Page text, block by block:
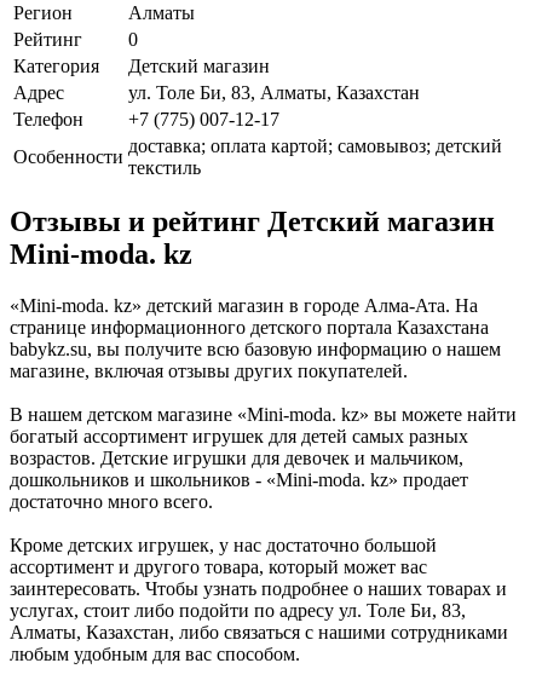
Регион
Алматы
Рейтинг
0
Категория
Детский магазин
Адрес
ул. Толе Би, 83, Алматы, Казахстан
Телефон
+7 (775) 007-12-17
Особенности
доставка; оплата картой; самовывоз; детский
текстиль
Отзывы и рейтинг Детский магазин
Mini-moda. kz
«Mini-moda. kz» детский магазин в городе Алма-Ата. На
странице информационного детского портала Казахстана
babykz.su, вы получите всю базовую информацию о нашем
магазине, включая отзывы других покупателей.
В нашем детском магазине «Mini-moda. kz» вы можете найти
богатый ассортимент игрушек для детей самых разных
возрастов. Детские игрушки для девочек и мальчиком,
дошкольников и школьников - «Mini-moda. kz» продает
достаточно много всего.
Кроме детских игрушек, у нас достаточно большой
ассортимент и другого товара, который может вас
заинтересовать. Чтобы узнать подробнее о наших товарах и
услугах, стоит либо подойти по адресу ул. Толе Би, 83,
Алматы, Казахстан, либо связаться с нашими сотрудниками
любым удобным для вас способом.